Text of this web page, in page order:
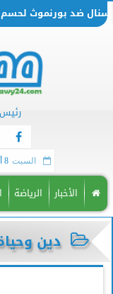
ضد بورنموث لحسم صدارة
السبت 8 أغسطس 2026
الأخبار الرياضة
دين